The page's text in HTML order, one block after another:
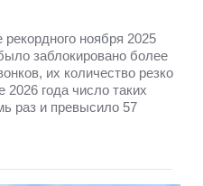
ноября 2025
заблокировано более
их количество резко
года число таких
раз и превысило 57